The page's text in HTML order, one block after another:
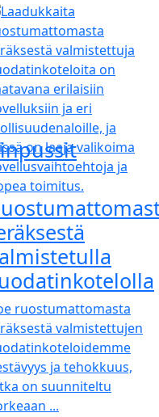
ruostumattomasta
valmistettujen
ja tehokkuus,
on suunniteltu
...